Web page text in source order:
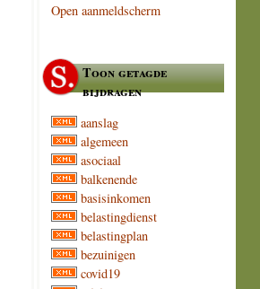
Open aanmeldscherm
Toon getagde
bijdragen
aanslag
algemeen
asociaal
balkenende
basisinkomen
belastingdienst
belastingplan
bezuinigen
covid19